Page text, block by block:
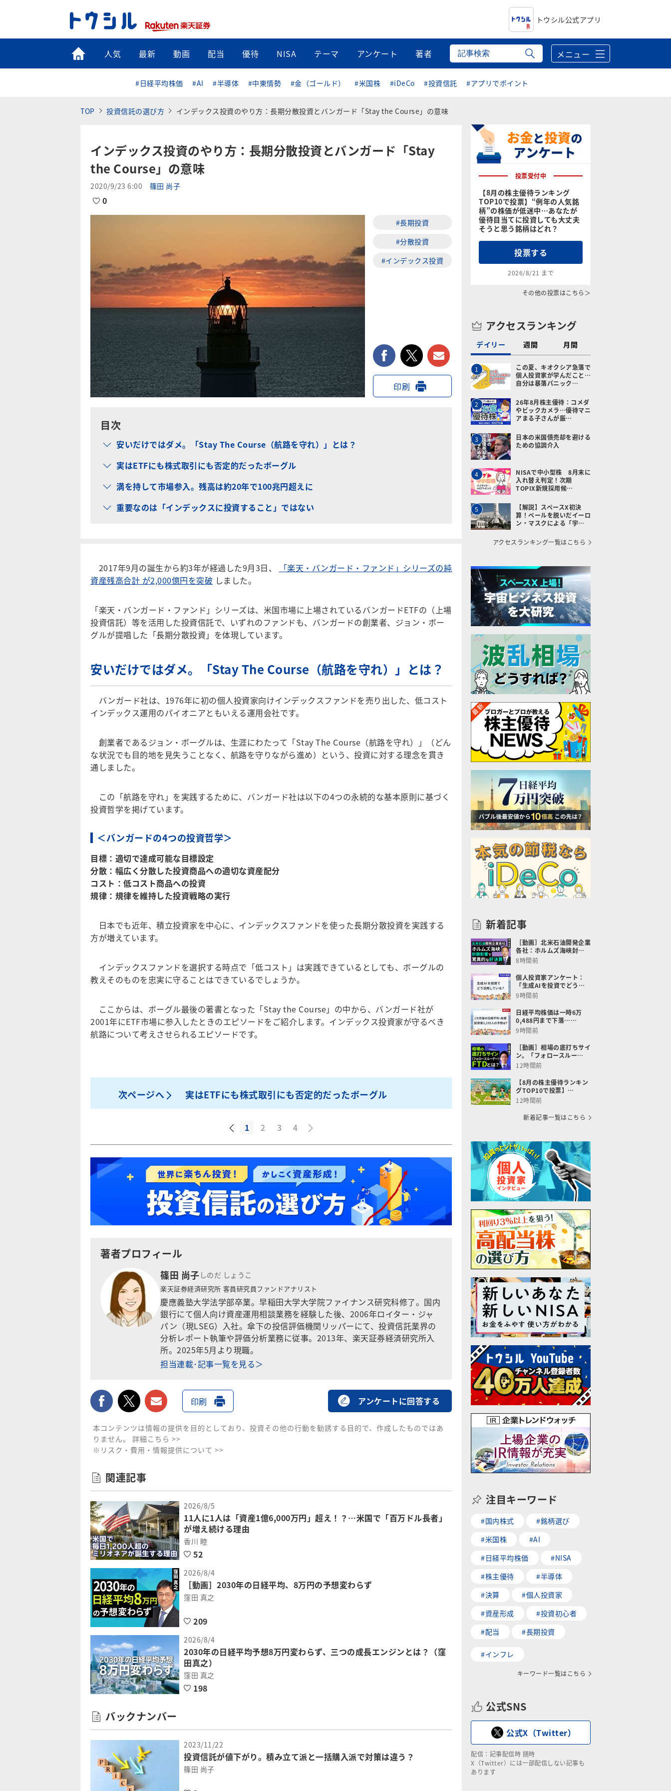
トウシル公式アプリ
トップ
人気 最新 動画 配当 優待 NISA テーマ アンケート 著者 メニュー
#日経平均株価 #AI #半導体 #中東情勢 #金（ゴールド） #米国株 #iDeCo #投資信託 #アプリでポイント
TOP 投資信託の選び方 インデックス投資のやり方：長期分散投資とバンガード「Stay the Course」の意味
インデックス投資のやり方：長期分散投資とバンガード「Stay
the Course」の意味
2020/9/23 6:00 篠田 尚子
0
#長期投資
#分散投資
#インデックス投資
facebooktwitter メールで送る
印刷
目次
安いだけではダメ。「Stay The Course（航路を守れ）」とは？
実はETFにも株式取引にも否定的だったボーグル
満を持して市場参入。残高は約20年で100兆円超えに
重要なのは「インデックスに投資すること」ではない
2017年9月の誕生から約3年が経過した9月3日、
「楽天・バンガード・ファンド」シリーズの純
資産残高合計 が2,000億円を突破 しました。
「楽天・バンガード・ファンド」シリーズは、米国市場に上場されているバンガードETFの（上場
投資信託）等を活用した投資信託で、いずれのファンドも、バンガードの創業者、ジョン・ボー
グルが提唱した「長期分散投資」を体現しています。
安いだけではダメ。「Stay The Course（航路を守れ）」とは？
バンガード社は、1976年に初の個人投資家向けインデックスファンドを売り出した、低コスト
インデックス運用のパイオニアともいえる運用会社です。
創業者であるジョン・ボーグルは、生涯にわたって「Stay The Course（航路を守れ）」（どん
な状況でも目的地を見失うことなく、航路を守りながら進め）という、投資に対する理念を貫き
通しました。
この「航路を守れ」を実践するために、バンガード社は以下の4つの永続的な基本原則に基づく
投資哲学を掲げています。
＜バンガードの4つの投資哲学＞
目標：適切で達成可能な目標設定
分散：幅広く分散した投資商品への適切な資産配分
コスト：低コスト商品への投資
規律：規律を維持した投資戦略の実行
日本でも近年、積立投資家を中心に、インデックスファンドを使った長期分散投資を実践する
方が増えています。
インデックスファンドを選択する時点で「低コスト」は実践できているとしても、ボーグルの
教えそのものを忠実に守ることはできているでしょうか。
ここからは、ボーグル最後の著書となった「Stay the Course」の中から、バンガード社が
2001年にETF市場に参入したときのエピソードをご紹介します。インデックス投資家が守るべき
航路について考えさせられるエピソードです。
次ページへ 実はETFにも株式取引にも否定的だったボーグル
1 2 3 4
著者プロフィール
篠田 尚子 しのだ しょうこ
楽天証券経済研究所 客員研究員ファンドアナリスト
慶應義塾大学法学部卒業。早稲田大学大学院ファイナンス研究科修了。国内
銀行にて個人向け資産運用相談業務を経験した後、2006年ロイター・ジャ
パン（現LSEG）入社。傘下の投信評価機関リッパーにて、投資信託業界の
分析レポート執筆や評価分析業務に従事。2013年、楽天証券経済研究所入
所。2025年5月より現職。
担当連載･記事一覧を見る＞
facebooktwitter メールで送る
印刷 アンケートに回答する
本コンテンツは情報の提供を目的としており、投資その他の行動を勧誘する目的で、作成したものではあ
りません。 詳細こちら >>
※リスク・費用・情報提供について >>
関連記事
2026/8/5
11人に1人は「資産1億6,000万円」超え！？…米国で「百万ドル長者」
が増え続ける理由
香川 睦
52
2026/8/4
［動画］2030年の日経平均、8万円の予想変わらず
窪田 真之
209
2026/8/4
2030年の日経平均予想8万円変わらず、三つの成長エンジンとは？（窪
田真之）
窪田 真之
198
バックナンバー
2023/11/22
投資信託が値下がり。積み立て派と一括購入派で対策は違う？
篠田 尚子
投票受付中
【8月の株主優待ランキング
TOP10で投票】“例年の人気銘
柄”の株価が低迷中…あなたが
優待目当てに投資しても大丈夫
そうと思う銘柄はどれ？
投票する
2026/8/21 まで
その他の投票はこちら＞
アクセスランキング
デイリー 週間 月間
1
この夏、キオクシア急落で
個人投資家が学んだこと…
自分は暴落パニック…
2
26年8月株主優待：コメダ
やビックカメラ…優待マニ
アまる子さんが厳…
3
日本の米国債売却を避ける
ための協調介入
4
NISAで中小型株 8月末に
入れ替え判定！次期
TOPIX新規採用候…
5
【解説】スペースX初決
算！ベールを脱いだイーロ
ン・マスクによる「宇…
アクセスランキング一覧はこちら
新着記事
［動画］北米石油開発企業
各社：ホルムズ海峡封…
8時間前
個人投資家アンケート：
「生成AIを投資でどう…
9時間前
日経平均株価は一時6万
0,488円まで下落……
9時間前
［動画］相場の底打ちサイ
ン。「フォロースルー…
12時間前
【8月の株主優待ランキン
グTOP10で投票】…
12時間前
新着記事一覧はこちら
注目キーワード
#国内株式
#銘柄選び
#米国株
#AI
#日経平均株価
#NISA
#株主優待
#半導体
#決算
#個人投資家
#資産形成
#投資初心者
#配当
#長期投資
#インフレ
キーワード一覧はこちら
公式SNS
公式X（Twitter）
配信：記事配信時 随時
X（Twitter）には一部配信しない記事も
あります